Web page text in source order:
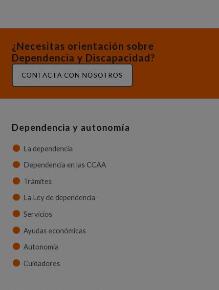
¿Necesitas orientación sobre
Dependencia y Discapacidad?
CONTACTA CON NOSOTROS
Dependencia y autonomía
La dependencia
Dependencia en las CCAA
Trámites
La Ley de dependencia
Servicios
Ayudas económicas
Autonomía
Cuidadores